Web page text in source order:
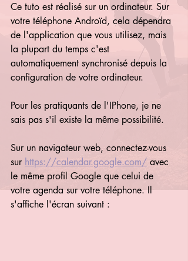
Ce tuto est réalisé sur un ordinateur. Sur
votre téléphone Androïd, cela dépendra
de l'application que vous utilisez, mais
la plupart du temps c'est
automatiquement synchronisé depuis la
configuration de votre ordinateur.
Pour les pratiquants de l'IPhone, je ne
sais pas s'il existe la même possibilité.
Sur un navigateur web, connectez-vous
sur https://calendar.google.com/ avec
le même profil Google que celui de
votre agenda sur votre téléphone. Il
s'affiche l'écran suivant :